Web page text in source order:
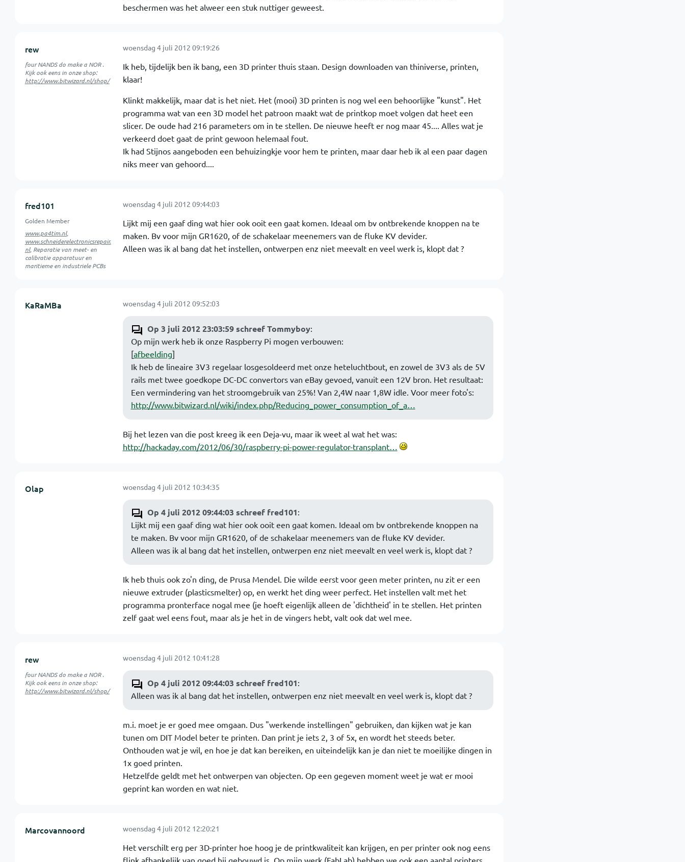
beschermen was het alweer een stuk nuttiger geweest.
rew
four NANDS do make a NOR .
Kijk ook eens in onze shop:
http://www.bitwizard.nl/shop/
woensdag 4 juli 2012 09:19:26
Ik heb, tijdelijk ben ik bang, een 3D printer thuis staan. Design downloaden van thiniverse, printen,
klaar!
Klinkt makkelijk, maar dat is het niet. Het (mooi) 3D printen is nog wel een behoorlijke "kunst". Het
programma wat van een 3D model het patroon maakt wat de printkop moet volgen dat heet een
slicer. De oude had 216 parameters om in te stellen. De nieuwe heeft er nog maar 45.... Alles wat je
verkeerd doet gaat de print gewoon helemaal fout.
Ik had Stijnos aangeboden een behuizingkje voor hem te printen, maar daar heb ik al een paar dagen
niks meer van gehoord....
fred101
Golden Member
www.pa4tim.nl,
www.schneiderelectronicsrepair.
nl, Reparatie van meet- en
calibratie apparatuur en
maritieme en industriele PCBs
woensdag 4 juli 2012 09:44:03
Lijkt mij een gaaf ding wat hier ook ooit een gaat komen. Ideaal om bv ontbrekende knoppen na te
maken. Bv voor mijn GR1620, of de schakelaar meenemers van de fluke KV devider.
Alleen was ik al bang dat het instellen, ontwerpen enz niet meevalt en veel werk is, klopt dat ?
KaRaMBa woensdag 4 juli 2012 09:52:03
Op 3 juli 2012 23:03:59 schreef Tommyboy:
Op mijn werk heb ik onze Raspberry Pi mogen verbouwen:
[afbeelding]
Ik heb de lineaire 3V3 regelaar losgesoldeerd met onze heteluchtbout, en zowel de 3V3 als de 5V
rails met twee goedkope DC-DC convertors van eBay gevoed, vanuit een 12V bron. Het resultaat:
Een vermindering van het stroomgebruik van 25%! Van 2,4W naar 1,8W idle. Voor meer foto's:
http://www.bitwizard.nl/wiki/index.php/Reducing_power_consumption_of_a…
Bij het lezen van die post kreeg ik een Deja-vu, maar ik weet al wat het was:
http://hackaday.com/2012/06/30/raspberry-pi-power-regulator-transplant…
Olap woensdag 4 juli 2012 10:34:35
Op 4 juli 2012 09:44:03 schreef fred101:
Lijkt mij een gaaf ding wat hier ook ooit een gaat komen. Ideaal om bv ontbrekende knoppen na
te maken. Bv voor mijn GR1620, of de schakelaar meenemers van de fluke KV devider.
Alleen was ik al bang dat het instellen, ontwerpen enz niet meevalt en veel werk is, klopt dat ?
Ik heb thuis ook zo'n ding, de Prusa Mendel. Die wilde eerst voor geen meter printen, nu zit er een
nieuwe extruder (plasticsmelter) op, en werkt het ding weer perfect. Het instellen valt met het
programma pronterface nogal mee (je hoeft eigenlijk alleen de 'dichtheid' in te stellen. Het printen
zelf gaat wel eens fout, maar als je het in de vingers hebt, valt ook dat wel mee.
rew
four NANDS do make a NOR .
Kijk ook eens in onze shop:
http://www.bitwizard.nl/shop/
woensdag 4 juli 2012 10:41:28
Op 4 juli 2012 09:44:03 schreef fred101:
Alleen was ik al bang dat het instellen, ontwerpen enz niet meevalt en veel werk is, klopt dat ?
m.i. moet je er goed mee omgaan. Dus "werkende instellingen" gebruiken, dan kijken wat je kan
tunen om DIT Model beter te printen. Dan print je iets 2, 3 of 5x, en wordt het steeds beter.
Onthouden wat je wil, en hoe je dat kan bereiken, en uiteindelijk kan je dan niet te moeilijke dingen in
1x goed printen.
Hetzelfde geldt met het ontwerpen van objecten. Op een gegeven moment weet je wat er mooi
geprint kan worden en wat niet.
Marcovannoord woensdag 4 juli 2012 12:20:21
Het verschilt erg per 3D-printer hoe hoog je de printkwaliteit kan krijgen, en per printer ook nog eens
flink afhankelijk van goed hij gebouwd is. Op mijn werk (FabLab) hebben we ook een aantal printers